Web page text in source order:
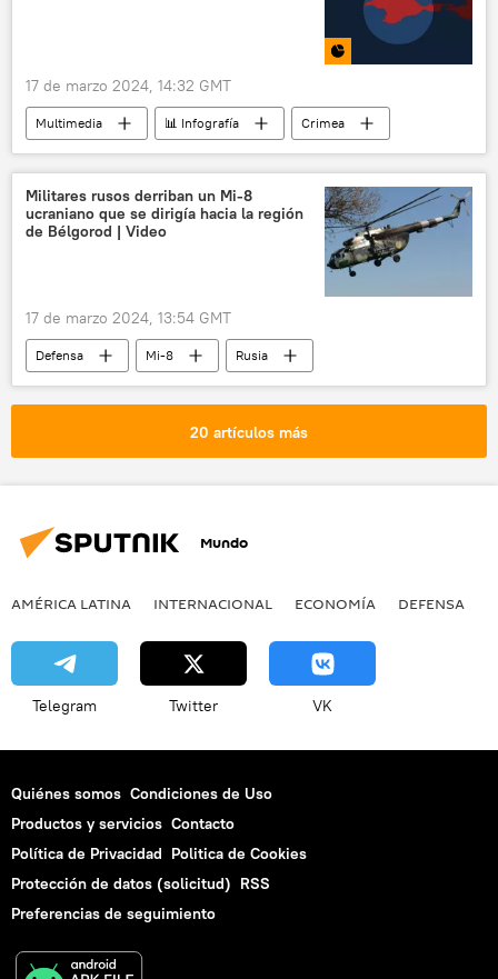
17 de marzo 2024, 14:32 GMT
Multimedia 📊 Infografía
Crimea
Sebastopol
Retorno de Crimea a Rusia
política
Rusia
Militares rusos derriban un Mi-8
ucraniano que se dirigía hacia la región
de Bélgorod | Video
17 de marzo 2024, 13:54 GMT
Defensa Mi-8
Rusia
📰 Operación rusa de desmilitarización y desnazificación de Ucrania
🛡️ Zonas de conflicto
20 artículos más
Mundo
AMÉRICA LATINA INTERNACIONAL ECONOMÍA DEFENSA
Telegram Twitter VK
Quiénes somos Condiciones de Uso
Productos y servicios Contacto
Política de Privacidad Politica de Cookies
Protección de datos (solicitud) RSS
Preferencias de seguimiento